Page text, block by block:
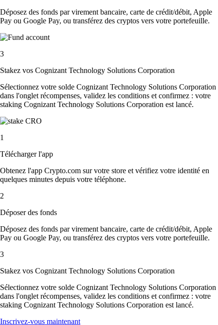
Déposez des fonds par virement bancaire, carte de crédit/débit, Apple
Pay ou Google Pay, ou transférez des cryptos vers votre portefeuille.
3
Stakez vos Cognizant Technology Solutions Corporation
Sélectionnez votre solde Cognizant Technology Solutions Corporation
dans l'onglet récompenses, validez les conditions et confirmez : votre
staking Cognizant Technology Solutions Corporation est lancé.
1
Télécharger l'app
Obtenez l'app Crypto.com sur votre store et vérifiez votre identité en
quelques minutes depuis votre téléphone.
2
Déposer des fonds
Déposez des fonds par virement bancaire, carte de crédit/débit, Apple
Pay ou Google Pay, ou transférez des cryptos vers votre portefeuille.
3
Stakez vos Cognizant Technology Solutions Corporation
Sélectionnez votre solde Cognizant Technology Solutions Corporation
dans l'onglet récompenses, validez les conditions et confirmez : votre
staking Cognizant Technology Solutions Corporation est lancé.
Inscrivez-vous maintenant